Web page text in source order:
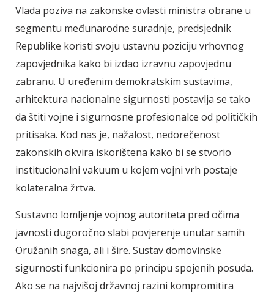
Vlada poziva na zakonske ovlasti ministra obrane u
segmentu međunarodne suradnje, predsjednik
Republike koristi svoju ustavnu poziciju vrhovnog
zapovjednika kako bi izdao izravnu zapovjednu
zabranu. U uređenim demokratskim sustavima,
arhitektura nacionalne sigurnosti postavlja se tako
da štiti vojne i sigurnosne profesionalce od političkih
pritisaka. Kod nas je, nažalost, nedorečenost
zakonskih okvira iskorištena kako bi se stvorio
institucionalni vakuum u kojem vojni vrh postaje
kolateralna žrtva.
Sustavno lomljenje vojnog autoriteta pred očima
javnosti dugoročno slabi povjerenje unutar samih
Oružanih snaga, ali i šire. Sustav domovinske
sigurnosti funkcionira po principu spojenih posuda.
Ako se na najvišoj državnoj razini kompromitira